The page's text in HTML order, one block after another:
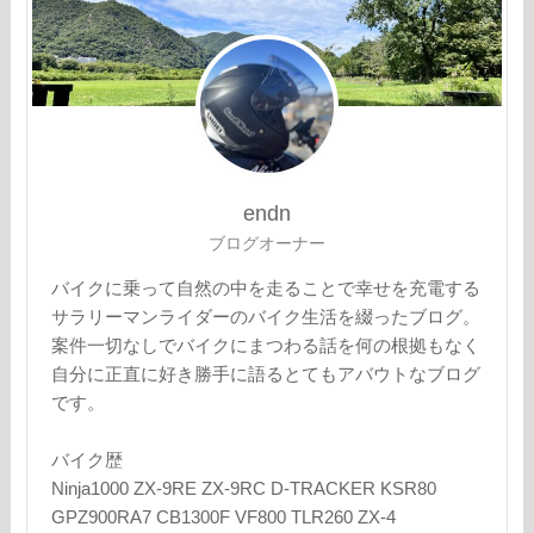
endn
ブログオーナー
バイクに乗って自然の中を走ることで幸せを充電する
サラリーマンライダーのバイク生活を綴ったブログ。
案件一切なしでバイクにまつわる話を何の根拠もなく
自分に正直に好き勝手に語るとてもアバウトなブログ
です。
バイク歴
Ninja1000 ZX-9RE ZX-9RC D-TRACKER KSR80
GPZ900RA7 CB1300F VF800 TLR260 ZX-4